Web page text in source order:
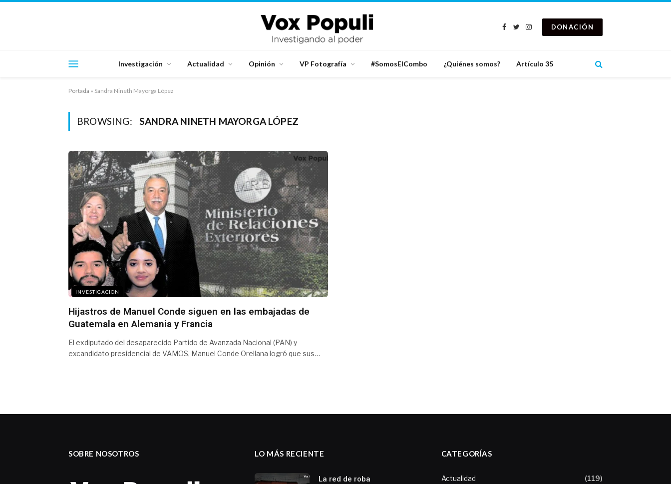
Facebook
TwitterInstagram
DONACIÓN
Investigación Actualidad Opinión VP Fotografía #SomosElCombo ¿Quiénes somos? Artículo 35
Portada » Sandra Nineth Mayorga López
BROWSING: SANDRA NINETH MAYORGA LÓPEZ
INVESTIGACION
Hijastros de Manuel Conde siguen en las embajadas de
Guatemala en Alemania y Francia
El exdiputado del desaparecido Partido de Avanzada Nacional (PAN) y
excandidato presidencial de VAMOS, Manuel Conde Orellana logró que sus…
SOBRE NOSOTROS LO MÁS RECIENTE
La red de roba
CATEGORÍAS
Actualidad (119)